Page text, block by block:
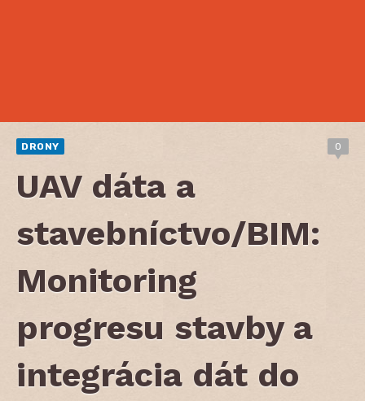
DRONY 0
UAV dáta a
stavebníctvo/BIM:
Monitoring
progresu stavby a
integrácia dát do